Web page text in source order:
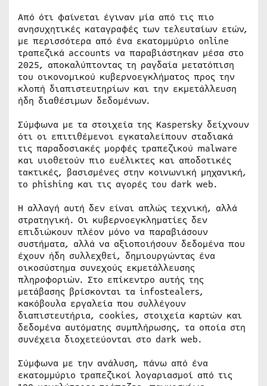
Από ότι φαίνεται έγιναν μία από τις πιο
ανησυχητικές καταγραφές των τελευταίων ετών,
με περισσότερα από ένα εκατομμύριο online
τραπεζικά accounts να παραβιάστηκαν μέσα στο
2025, αποκαλύπτοντας τη ραγδαία μετατόπιση
του οικονομικού κυβερνοεγκλήματος προς την
κλοπή διαπιστευτηρίων και την εκμετάλλευση
ήδη διαθέσιμων δεδομένων.
Σύμφωνα με τα στοιχεία της Kaspersky δείχνουν
ότι οι επιτιθέμενοι εγκαταλείπουν σταδιακά
τις παραδοσιακές μορφές τραπεζικού malware
και υιοθετούν πιο ευέλικτες και αποδοτικές
τακτικές, βασισμένες στην κοινωνική μηχανική,
το phishing και τις αγορές του dark web.
Η αλλαγή αυτή δεν είναι απλώς τεχνική, αλλά
στρατηγική. Οι κυβερνοεγκληματίες δεν
επιδιώκουν πλέον μόνο να παραβιάσουν
συστήματα, αλλά να αξιοποιήσουν δεδομένα που
έχουν ήδη συλλεχθεί, δημιουργώντας ένα
οικοσύστημα συνεχούς εκμετάλλευσης
πληροφοριών. Στο επίκεντρο αυτής της
μετάβασης βρίσκονται τα infostealers,
κακόβουλα εργαλεία που συλλέγουν
διαπιστευτήρια, cookies, στοιχεία καρτών και
δεδομένα αυτόματης συμπλήρωσης, τα οποία στη
συνέχεια διοχετεύονται στο dark web.
Σύμφωνα με την ανάλυση, πάνω από ένα
εκατομμύριο τραπεζικοί λογαριασμοί από τις